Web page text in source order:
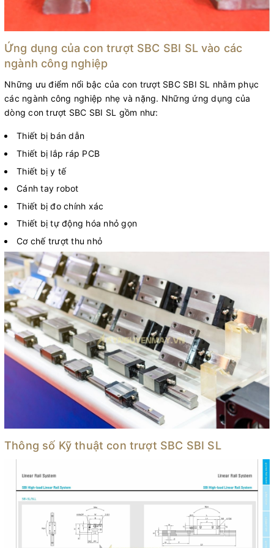
Ứng dụng của con trượt SBC SBI SL vào các
ngành công nghiệp
Những ưu điểm nổi bậc của con trượt SBC SBI SL nhằm phục
các ngành công nghiệp nhẹ và nặng. Những ứng dụng của
dòng con trượt SBC SBI SL gồm như:
Thiết bị bán dẫn
Thiết bị lắp ráp PCB
Thiết bị y tế
Cánh tay robot
Thiết bị đo chính xác
Thiết bị tự động hóa nhỏ gọn
Cơ chế trượt thu nhỏ
Thông số Kỹ thuật con trượt SBC SBI SL